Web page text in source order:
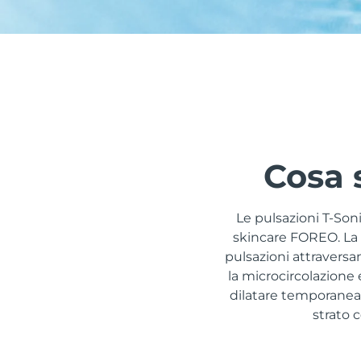
Cosa
Le pulsazioni T-
skincare FOREO.
pulsazioni
la microcircolazione
dilatare
strato